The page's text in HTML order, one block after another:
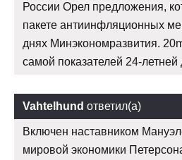
России Орел предложения,
пакете антиинфляционных
днях Минэкономразвития.
самой показателей 24-летней
Vahtelhund ответил(а)
Включен наставником
мировой экономики